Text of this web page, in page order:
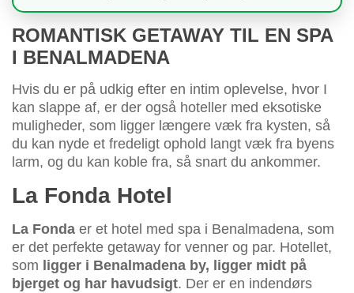
ROMANTISK GETAWAY TIL EN SPA
I BENALMADENA
Hvis du er på udkig efter en intim oplevelse, hvor I
kan slappe af, er der også hoteller med eksotiske
muligheder, som ligger længere væk fra kysten, så
du kan nyde et fredeligt ophold langt væk fra byens
larm, og du kan koble fra, så snart du ankommer.
La Fonda Hotel
La Fonda er et hotel med spa i Benalmadena, som
er det perfekte getaway for venner og par. Hotellet,
som ligger i Benalmadena by, ligger midt på
bjerget og har havudsigt. Der er en indendørs